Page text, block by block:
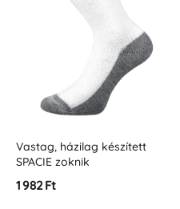
Vastag, házilag készített
SPACIE zoknik
1 982 Ft